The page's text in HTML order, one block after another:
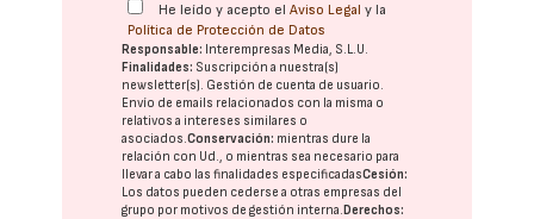
He leído y acepto elAviso Legal y la
Política de Protección de Datos
Responsable: Interempresas Media, S.L.U.
Finalidades: Suscripción a nuestra(s)
newsletter(s). Gestión de cuenta de usuario.
Envío de emails relacionados con la misma o
relativos a intereses similares o
asociados.Conservación: mientras dure la
relación con Ud., o mientras sea necesario para
llevar a cabo las finalidades especificadasCesión:
Los datos pueden cederse a otras empresas del
grupo por motivos de gestión interna. Derechos: